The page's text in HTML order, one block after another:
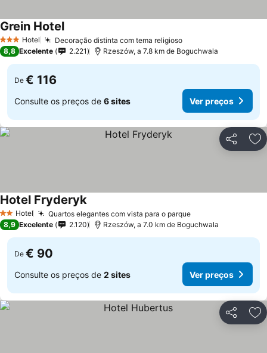
3 EstrelasHotel Decoração distinta com tema religioso
Grein Hotel
8,8 Excelente 2.221 Rzeszów, a 7.8 km de Boguchwala
De € 116
Consulte os preços de 6 sites Ver preços
Partilhar
2 Estrelas
Hotel Quartos elegantes com vista para o parque
Hotel Fryderyk
8,9 Excelente 2.120 Rzeszów, a 7.0 km de Boguchwala
De € 90
Consulte os preços de 2 sites Ver preços
Partilhar